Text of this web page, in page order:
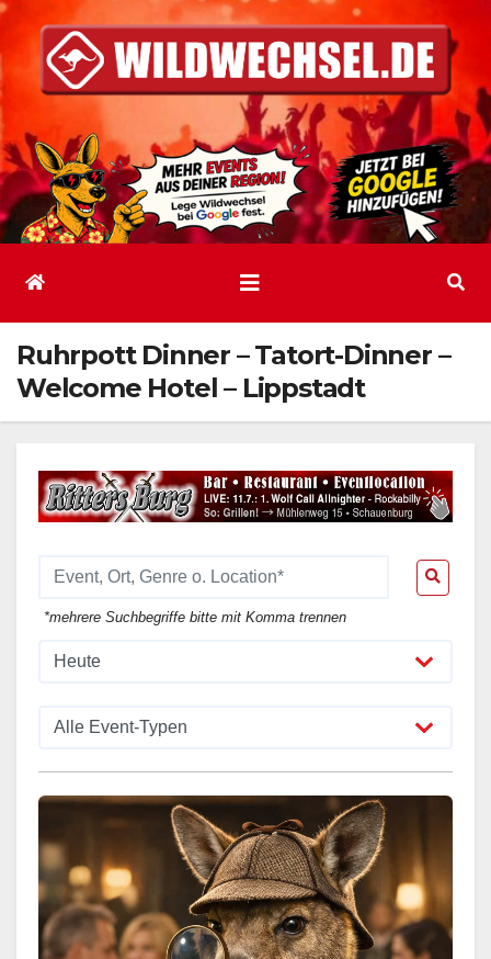
Inhalt
springen
Ruhrpott Dinner – Tatort-Dinner –
Welcome Hotel – Lippstadt
*mehrere Suchbegriffe bitte mit Komma trennen